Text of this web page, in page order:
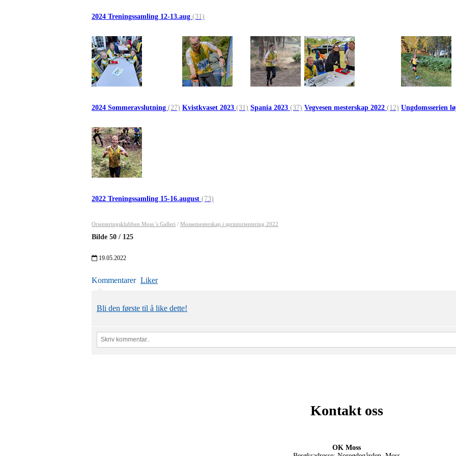
2024 Treningssamling 12-13.aug (31)
2024 Sommeravslutning (27) Kvistkvaset 2023 (31) Spania 2023 (37) Vegvesen mesterskap 2022 (12) Ungdomsserien
2022 Treningssamling 15-16.august (73)
Orienteringsklubben Moss 's Galleri / Mossemesterskap i sprintorientering 2022
Bilde 50 / 125
19.05.2022
Kommentarer Liker
Bli den første til å like dette!
Kontakt oss
OK Moss